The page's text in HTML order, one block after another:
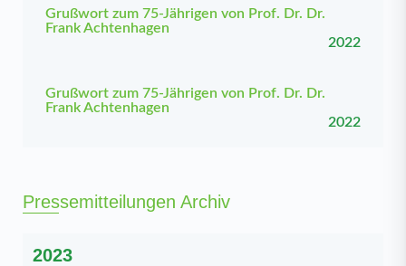
Grußwort zum 75-Jährigen von Prof. Dr. Dr.
Frank Achtenhagen
2022
Grußwort zum 75-Jährigen von Prof. Dr. Dr.
Frank Achtenhagen
2022
Pressemitteilungen Archiv
2023